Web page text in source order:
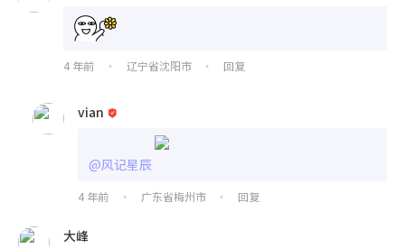
4 年前 • 辽宁省沈阳市 • 回复
vian
@风记星辰
4 年前 • 广东省梅州市 • 回复
大峰